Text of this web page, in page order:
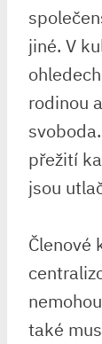
jiné. V
rodinou
přežití
jsou
Členové
také